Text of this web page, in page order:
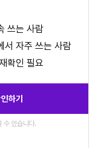
쓰는 사람
서 자주 쓰는 사람
확인 필요
하기
수 있습니다.